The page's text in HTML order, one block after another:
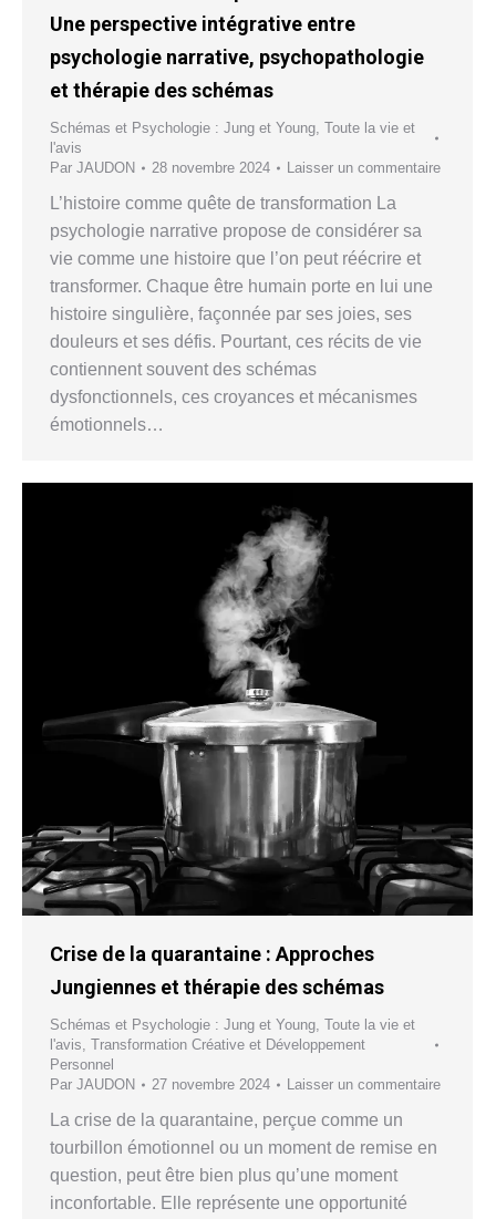
Une perspective intégrative entre
psychologie narrative, psychopathologie
et thérapie des schémas
Schémas et Psychologie : Jung et Young, Toute la vie et
l'avis
Par JAUDON 28 novembre 2024 Laisser un commentaire
L’histoire comme quête de transformation La
psychologie narrative propose de considérer sa
vie comme une histoire que l’on peut réécrire et
transformer. Chaque être humain porte en lui une
histoire singulière, façonnée par ses joies, ses
douleurs et ses défis. Pourtant, ces récits de vie
contiennent souvent des schémas
dysfonctionnels, ces croyances et mécanismes
émotionnels…
Crise de la quarantaine : Approches
Jungiennes et thérapie des schémas
Schémas et Psychologie : Jung et Young Toute la vie et
l'avis Transformation Créative et Développement
Personnel
Par JAUDON 27 novembre 2024 Laisser un commentaire
La crise de la quarantaine, perçue comme un
tourbillon émotionnel ou un moment de remise en
question, peut être bien plus qu’une moment
inconfortable. Elle représente une opportunité